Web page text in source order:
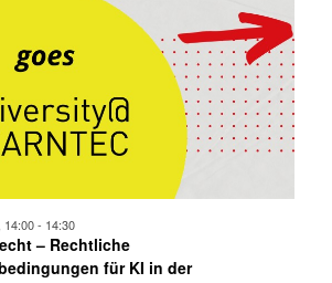
– Rechtliche
für KI in der
14:00- 14:30